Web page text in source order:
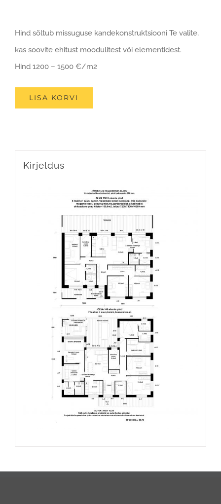
Hind sõltub missuguse kandekonstruktsiooni Te valite,
kas soovite ehitust moodulitest või elementidest.
Hind 1200 – 1500 €/m2
LISA KORVI
Kirjeldus